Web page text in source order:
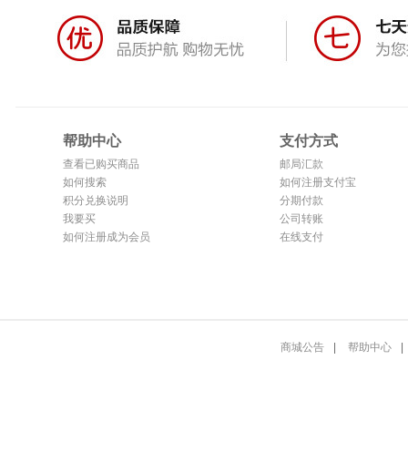
帮助中心
查看已购买商品
如何搜索
积分兑换说明
我要买
如何注册成为会员
支付方式
邮局汇款
如何注册支付宝
分期付款
公司转账
在线支付
商城公告 帮助中心